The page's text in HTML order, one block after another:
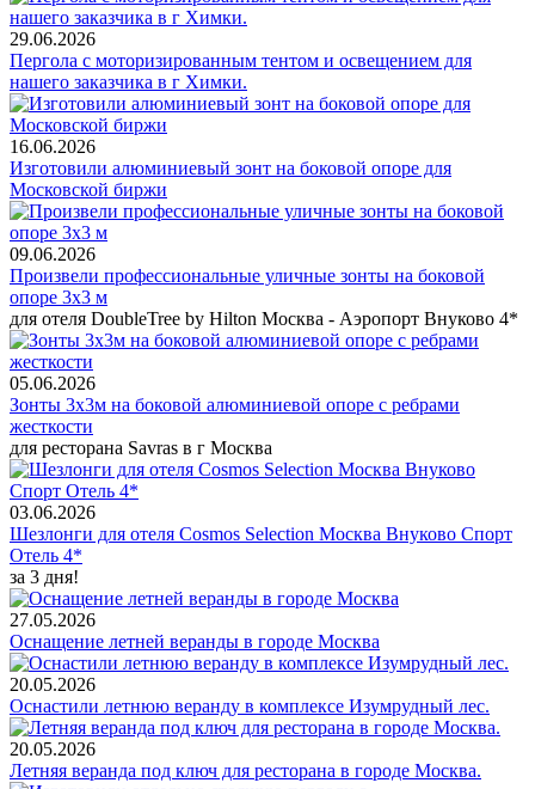
29.06.2026
Пергола с моторизированным тентом и освещением для
нашего заказчика в г Химки.
16.06.2026
Изготовили алюминиевый зонт на боковой опоре для
Московской биржи
09.06.2026
Произвели профессиональные уличные зонты на боковой
опоре 3х3 м
для отеля DoubleTree by Hilton Москва - Аэропорт Внуково 4*
05.06.2026
Зонты 3х3м на боковой алюминиевой опоре с ребрами
жесткости
для ресторана Savras в г Москва
03.06.2026
Шезлонги для отеля Cosmos Selection Москва Внуково Спорт
Отель 4*
за 3 дня!
27.05.2026
Оснащение летней веранды в городе Москва
20.05.2026
Оснастили летнюю веранду в комплексе Изумрудный лес.
20.05.2026
Летняя веранда под ключ для ресторана в городе Москва.